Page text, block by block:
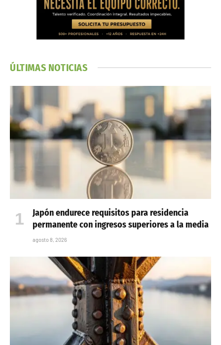
ÚLTIMAS NOTICIAS
Japón endurece requisitos para residencia
permanente con ingresos superiores a la media
agosto 8, 2026